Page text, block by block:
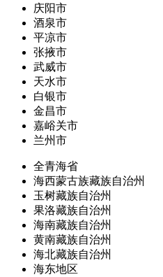
庆阳市
酒泉市
平凉市
张掖市
武威市
天水市
白银市
金昌市
嘉峪关市
兰州市
全青海省
海西蒙古族藏族自治州
玉树藏族自治州
果洛藏族自治州
海南藏族自治州
黄南藏族自治州
海北藏族自治州
海东地区